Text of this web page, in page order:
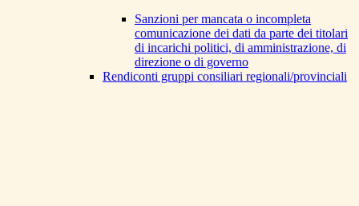
Sanzioni per mancata o incompleta
comunicazione dei dati da parte dei titolari
di incarichi politici, di amministrazione, di
direzione o di governo
Rendiconti gruppi consiliari regionali/provinciali